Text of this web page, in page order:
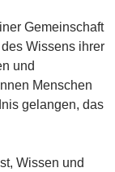
Gemeinschaft
Wissens ihrer
und
Menschen
gelangen, das
Wissen und